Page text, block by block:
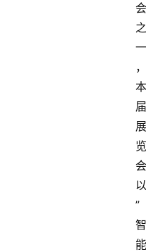
会
之
一
，
本
届
展
览
会
以
”
智
能